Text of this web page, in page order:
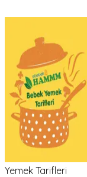
Yemek Tarifleri